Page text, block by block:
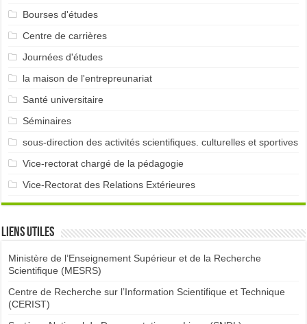
Bourses d'études
Centre de carrières
Journées d'études
la maison de l'entrepreunariat
Santé universitaire
Séminaires
sous-direction des activités scientifiques. culturelles et sportives
Vice-rectorat chargé de la pédagogie
Vice-Rectorat des Relations Extérieures
Liens utiles
Ministère de l’Enseignement Supérieur et de la Recherche
Scientifique (MESRS)
Centre de Recherche sur l’Information Scientifique et Technique
(CERIST)